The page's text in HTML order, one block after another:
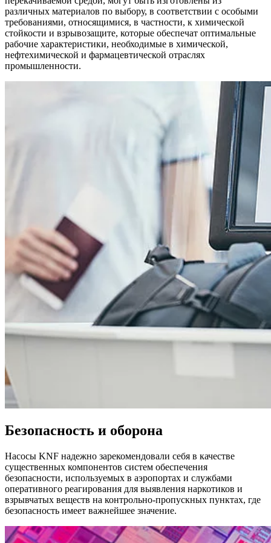
различных материалов по выбору, в соответствии с особыми
требованиями, относящимися, в частности, к химической
стойкости и взрывозащите, которые обеспечат оптимальные
рабочие характеристики, необходимые в химической,
нефтехимической и фармацевтической отраслях
промышленности.
Безопасность и оборона
Насосы KNF надежно зарекомендовали себя в качестве
существенных компонентов систем обеспечения
безопасности, используемых в аэропортах и службами
оперативного реагирования для выявления наркотиков и
взрывчатых веществ на контрольно-пропускных пунктах, где
безопасность имеет важнейшее значение.